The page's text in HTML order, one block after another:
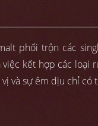
phối trộn các
kết hợp các loại
và sự êm dịu chỉ có